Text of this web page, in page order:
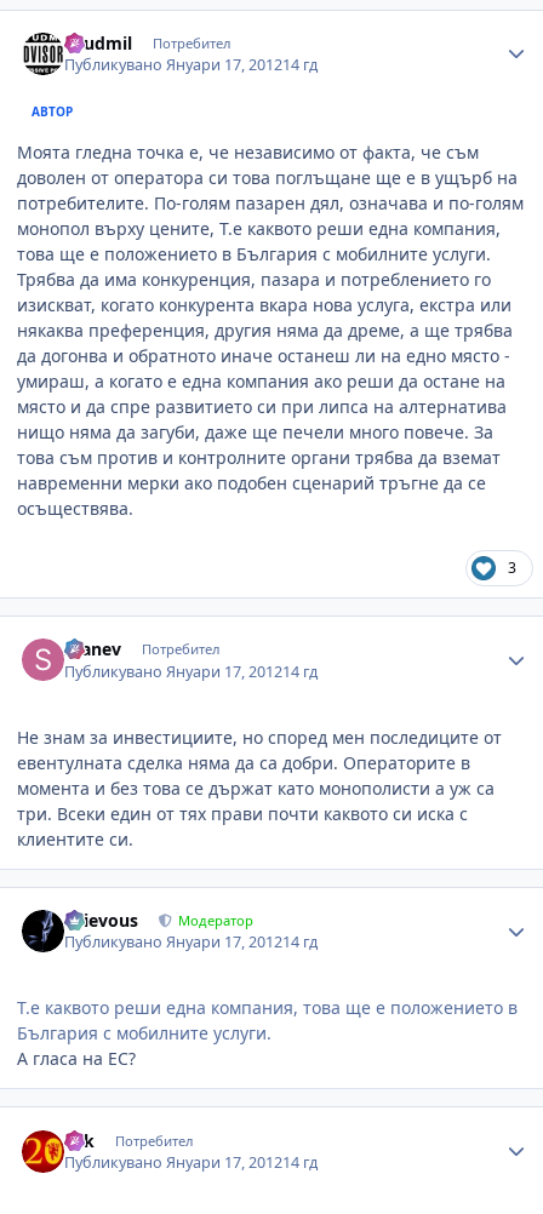
Lyudmil Потребител
ПубликуваноЯнуари 17, 201214 гд
АВТОР
Моята гледна точка е, че независимо от факта, че съм
доволен от оператора си това поглъщане ще е в ущърб на
потребителите. По-голям пазарен дял, означава и по-голям
монопол върху цените, Т.е каквото реши една компания,
това ще е положението в България с мобилните услуги.
Трябва да има конкуренция, пазара и потреблението го
изискват, когато конкурента вкара нова услуга, екстра или
някаква преференция, другия няма да дреме, а ще трябва
да догонва и обратното иначе останеш ли на едно място -
умираш, а когато е една компания ако реши да остане на
място и да спре развитието си при липса на алтернатива
нищо няма да загуби, даже ще печели много повече. За
това съм против и контролните органи трябва да вземат
навременни мерки ако подобен сценарий тръгне да се
осъществява.
3
Stanev Потребител
ПубликуваноЯнуари 17, 201214 гд
Не знам за инвестициите, но според мен последиците от
евентулната сделка няма да са добри. Операторите в
момента и без това се държат като монополисти а уж са
три. Всеки един от тях прави почти каквото си иска с
клиентите си.
Grievous Модератор
ПубликуваноЯнуари 17, 201214 гд
Т.е каквото реши една компания, това ще е положението в
България с мобилните услуги.
А гласа на ЕС?
eek Потребител
ПубликуваноЯнуари 17, 201214 гд